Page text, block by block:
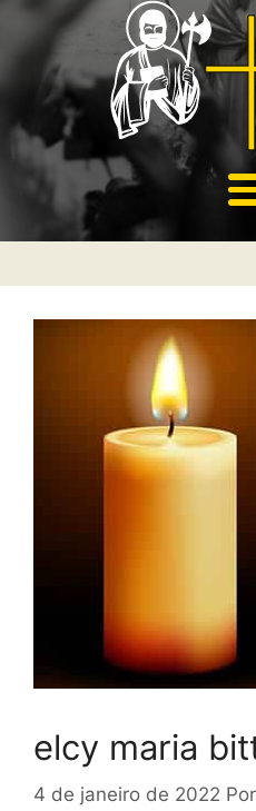
elcy maria
4 de janeiro de 2022 Por